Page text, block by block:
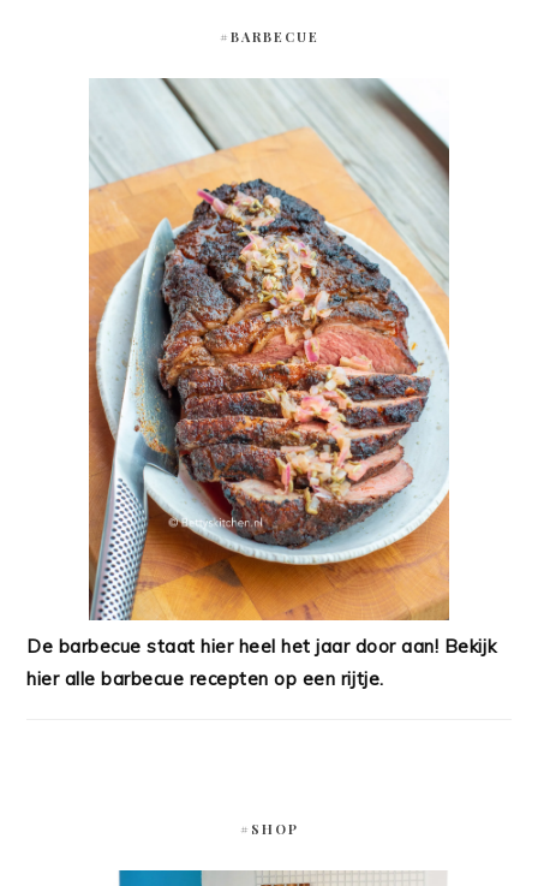
#BARBECUE
De barbecue staat hier heel het jaar door aan! Bekijk
hier alle barbecue recepten op een rijtje.
#SHOP